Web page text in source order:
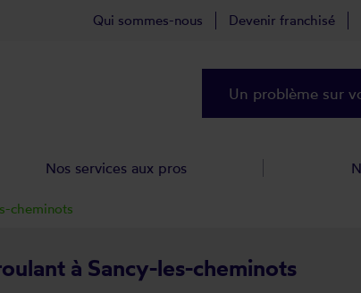
à Sancy-les-cheminots
cheminots
Qui sommes-nous Devenir franchisé
Un problème sur
Nos services aux pros